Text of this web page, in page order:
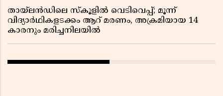
തായ്‌ലൻഡിലെ സ്‌കൂളിൽ വെടിവെപ്പ്; മൂന്ന്
വിദ്യാർഥികളടക്കം ആറ് മരണം, അക്രമിയായ 14
കാരനും മരിച്ചനിലയിൽ